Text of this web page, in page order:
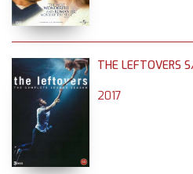
THE LEFTOVERS
2017